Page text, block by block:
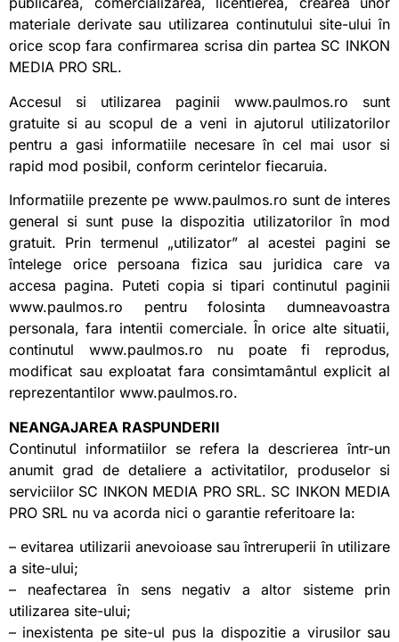
materiale derivate sau utilizarea continutului site-ului în
orice scop fara confirmarea scrisa din partea SC INKON
MEDIA PRO SRL.
Accesul si utilizarea paginii www.paulmos.ro sunt
gratuite si au scopul de a veni in ajutorul utilizatorilor
pentru a gasi informatiile necesare în cel mai usor si
rapid mod posibil, conform cerintelor fiecaruia.
Informatiile prezente pe www.paulmos.ro sunt de interes
general si sunt puse la dispozitia utilizatorilor în mod
gratuit. Prin termenul „utilizator” al acestei pagini se
întelege orice persoana fizica sau juridica care va
accesa pagina. Puteti copia si tipari continutul paginii
www.paulmos.ro pentru folosinta dumneavoastra
personala, fara intentii comerciale. În orice alte situatii,
continutul www.paulmos.ro nu poate fi reprodus,
modificat sau exploatat fara consimtamântul explicit al
reprezentantilor www.paulmos.ro.
NEANGAJAREA RASPUNDERII
Continutul informatiilor se refera la descrierea într-un
anumit grad de detaliere a activitatilor, produselor si
serviciilor SC INKON MEDIA PRO SRL. SC INKON MEDIA
PRO SRL nu va acorda nici o garantie referitoare la:
– evitarea utilizarii anevoioase sau întreruperii în utilizare
a site-ului;
– neafectarea în sens negativ a altor sisteme prin
utilizarea site-ului;
– inexistenta pe site-ul pus la dispozitie a virusilor sau